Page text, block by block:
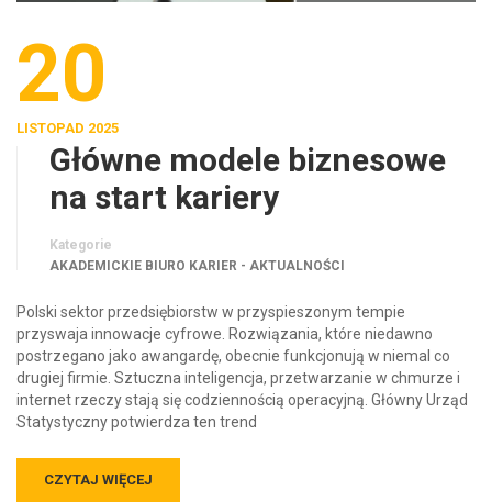
20
LISTOPAD 2025
Główne modele biznesowe
na start kariery
Kategorie
AKADEMICKIE BIURO KARIER - AKTUALNOŚCI
Polski sektor przedsiębiorstw w przyspieszonym tempie
przyswaja innowacje cyfrowe. Rozwiązania, które niedawno
postrzegano jako awangardę, obecnie funkcjonują w niemal co
drugiej firmie. Sztuczna inteligencja, przetwarzanie w chmurze i
internet rzeczy stają się codziennością operacyjną. Główny Urząd
Statystyczny potwierdza ten trend
CZYTAJ WIĘCEJ